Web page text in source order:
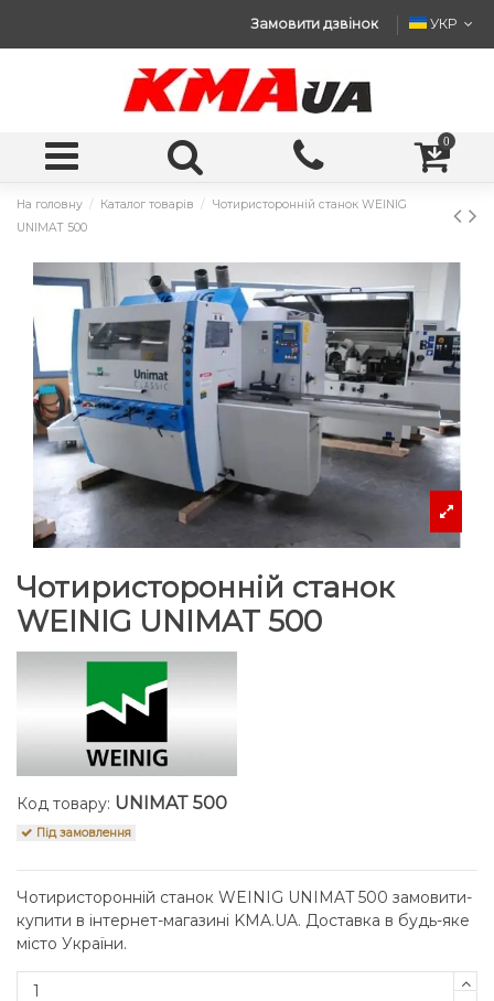
Замовити дзвінок УКР
0
На головну Каталог товарів
Чотиристоронній станок WEINIG
UNIMAT 500
Чотиристоронній станок
WEINIG UNIMAT 500
Код товару: UNIMAT 500
Під замовлення
Чотиристоронній станок WEINIG UNIMAT 500 замовити-
купити в інтернет-магазині KMA.UA. Доставка в будь-яке
місто України.